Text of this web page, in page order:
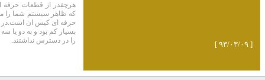
هرچقدر از قطعات حرفه
که ظاهر سیستم شما را
حرفه ای کیس ان است.در
بسیار کم بود و به دو یا
را در دسترس نداشتند.
[ ۹۳/۰۳/۰۹ ]